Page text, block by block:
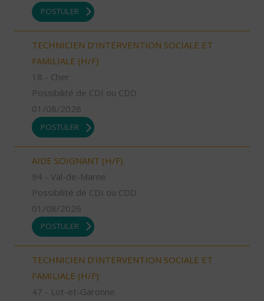
POSTULER
TECHNICIEN D’INTERVENTION SOCIALE ET
FAMILIALE (H/F)
18 - Cher
Possibilité de CDI ou CDD
01/08/2026
POSTULER
AIDE SOIGNANT (H/F)
94 - Val-de-Marne
Possibilité de CDI ou CDD
01/08/2026
POSTULER
TECHNICIEN D’INTERVENTION SOCIALE ET
FAMILIALE (H/F)
47 - Lot-et-Garonne